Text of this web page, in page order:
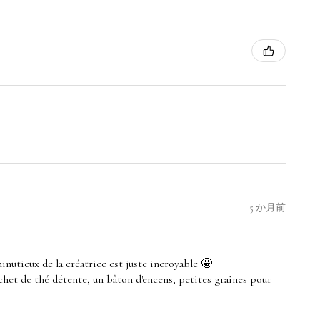
5 か月前
de la créatrice est juste incroyable 🤩
de thé détente, un bâton d'encens, petites graines pour